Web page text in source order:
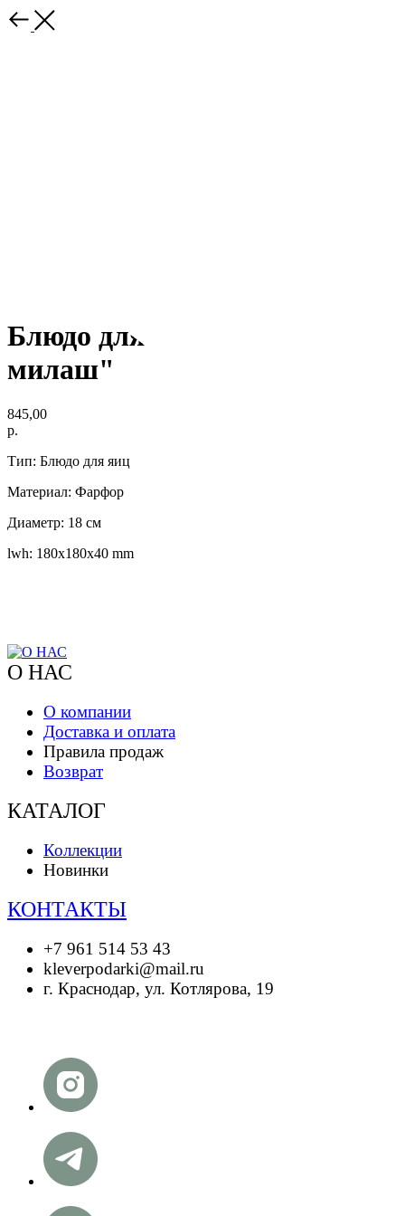
Блюдо для 7 яиц "Зайка-
милаш"
845,00
р.
Тип: Блюдо для яиц
Материал: Фарфор
Диаметр: 18 см
lwh: 180x180x40 mm
О НАС
О компании
Доставка и оплата
Правила продаж
Возврат
КАТАЛОГ
Коллекции
Новинки
КОНТАКТЫ
+7 961 514 53 43
kleverpodarki@mail.ru
г. Краснодар, ул. Котлярова, 19